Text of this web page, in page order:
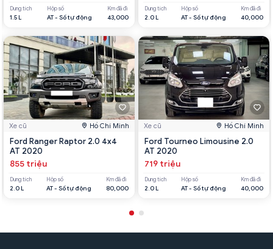
Dung tích
1.5 L
Hộp số
AT - Số tự động
Km đã đi
43,000
Xe cũ Hồ Chí Minh
Ford Ranger Raptor 2.0 4x4
AT 2020
855 triệu
Dung tích
2.0 L
Hộp số
AT - Số tự động
Km đã đi
80,000
Dung tích
2.0 L
Hộp số
AT - Số tự động
Km đã đi
40,000
Xe cũ Hồ Chí Minh
Ford Tourneo Limousine 2.0
AT 2020
719 triệu
Dung tích
2.0 L
Hộp số
AT - Số tự động
Km đã đi
40,000